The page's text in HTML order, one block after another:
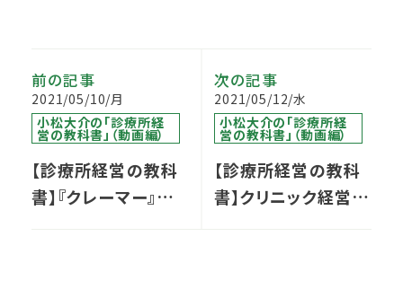
前の記事
2021/05/10/月
小松大介の「診療所経
営の教科書」（動画編）
【診療所経営の教科
書】『クレーマー』や
次の記事
2021/05/12/水
小松大介の「診療所経
営の教科書」（動画編）
【診療所経営の教科
書】クリニック経営に